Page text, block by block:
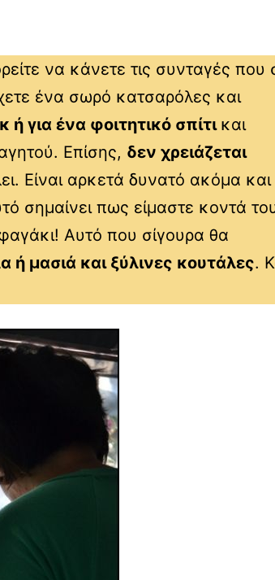
να κάνετε τις συνταγές που
ένα σωρό κατσαρόλες και
ή για ένα φοιτητικό σπίτι και
Επίσης, δεν χρειάζεται
Είναι αρκετά δυνατό ακόμα και
σημαίνει πως είμαστε κοντά
φαγάκι! Αυτό που σίγουρα θα
ή μασιά και ξύλινες κουτάλες.